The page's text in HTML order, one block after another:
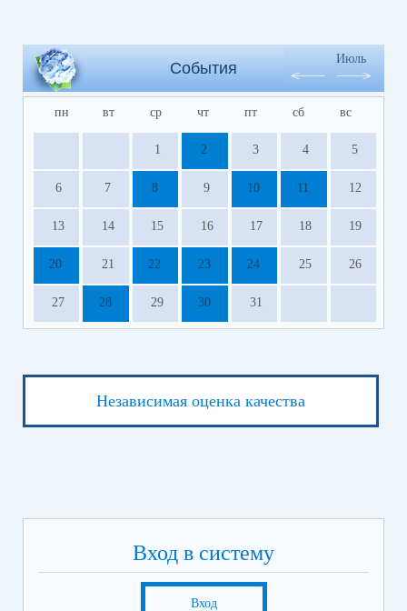
События
Июль
пн вт ср чт пт сб вс
1 2 3 4 5
6 7 8 9 10 11 12
13 14 15 16 17 18 19
20 21 22 23 24 25 26
27 28 29 30 31
Независимая оценка качества
Вход в систему
Вход